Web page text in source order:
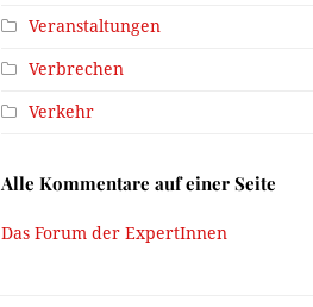
Veranstaltungen
Verbrechen
Verkehr
Alle Kommentare auf einer Seite
Das Forum der ExpertInnen